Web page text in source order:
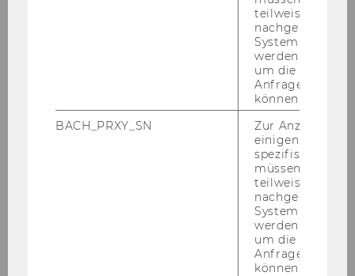
Presseauftritt
teilweise von
nachgelagerten
System
werden.
um die Antwort
Anfrage
können.
BACH_PRXY_SN
Zur Anzeige von
einigen WU-
spezifischen
müssen
teilweise von
nachgelagerten
System
werden.
um die Antwort
Anfrage
können.